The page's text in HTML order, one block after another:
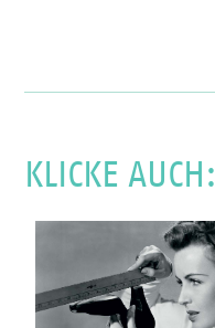
KLICKE AUCH: